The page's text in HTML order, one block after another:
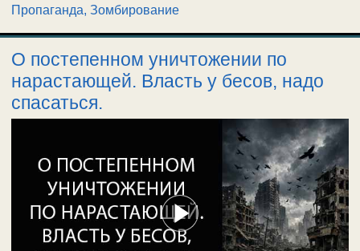
Пропаганда, Зомбирование
О постепенном уничтожении по
нарастающей. Власть у бесов, надо
спасаться.